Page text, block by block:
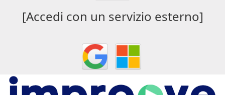
[Accedi con un servizio esterno]